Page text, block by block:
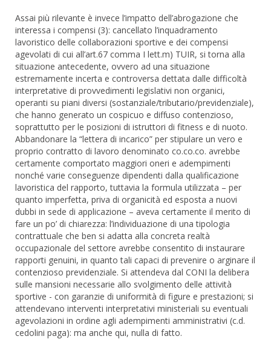
Assai più rilevante è invece l’impatto dell’abrogazione che
interessa i compensi (3): cancellato l’inquadramento
lavoristico delle collaborazioni sportive e dei compensi
agevolati di cui all’art.67 comma I lett.m) TUIR, si torna alla
situazione antecedente, ovvero ad una situazione
estremamente incerta e controversa dettata dalle difficoltà
interpretative di provvedimenti legislativi non organici,
operanti su piani diversi (sostanziale/tributario/previdenziale),
che hanno generato un cospicuo e diffuso contenzioso,
soprattutto per le posizioni di istruttori di fitness e di nuoto.
Abbandonare la “lettera di incarico” per stipulare un vero e
proprio contratto di lavoro denominato co.co.co. avrebbe
certamente comportato maggiori oneri e adempimenti
nonché varie conseguenze dipendenti dalla qualificazione
lavoristica del rapporto, tuttavia la formula utilizzata – per
quanto imperfetta, priva di organicità ed esposta a nuovi
dubbi in sede di applicazione – aveva certamente il merito di
fare un po’ di chiarezza: l’individuazione di una tipologia
contrattuale che ben si adatta alla concreta realtà
occupazionale del settore avrebbe consentito di instaurare
rapporti genuini, in quanto tali capaci di prevenire o arginare il
contenzioso previdenziale. Si attendeva dal CONI la delibera
sulle mansioni necessarie allo svolgimento delle attività
sportive - con garanzie di uniformità di figure e prestazioni; si
attendevano interventi interpretativi ministeriali su eventuali
agevolazioni in ordine agli adempimenti amministrativi (c.d.
cedolini paga): ma anche qui, nulla di fatto.